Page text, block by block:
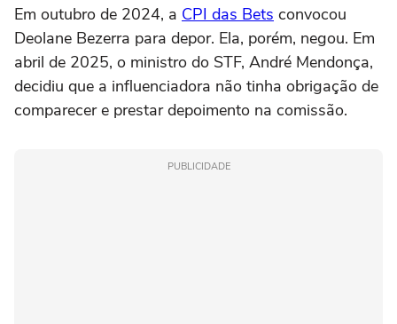
Em outubro de 2024, a CPI das Bets convocou
Deolane Bezerra para depor. Ela, porém, negou. Em
abril de 2025, o ministro do STF, André Mendonça,
decidiu que a influenciadora não tinha obrigação de
comparecer e prestar depoimento na comissão.
PUBLICIDADE